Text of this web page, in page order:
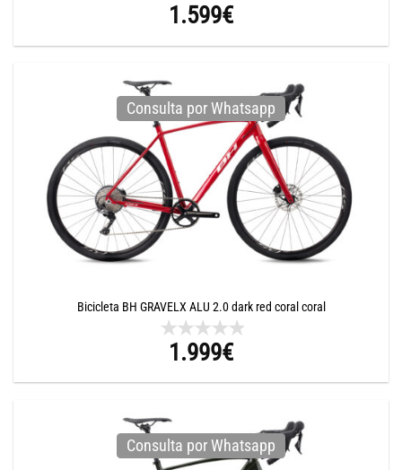
1.599€
Consulta por Whatsapp
Bicicleta BH GRAVELX ALU 2.0 dark red coral coral
1.999€
Consulta por Whatsapp